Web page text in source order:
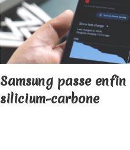
Samsung passe enfin
silicium-carbone